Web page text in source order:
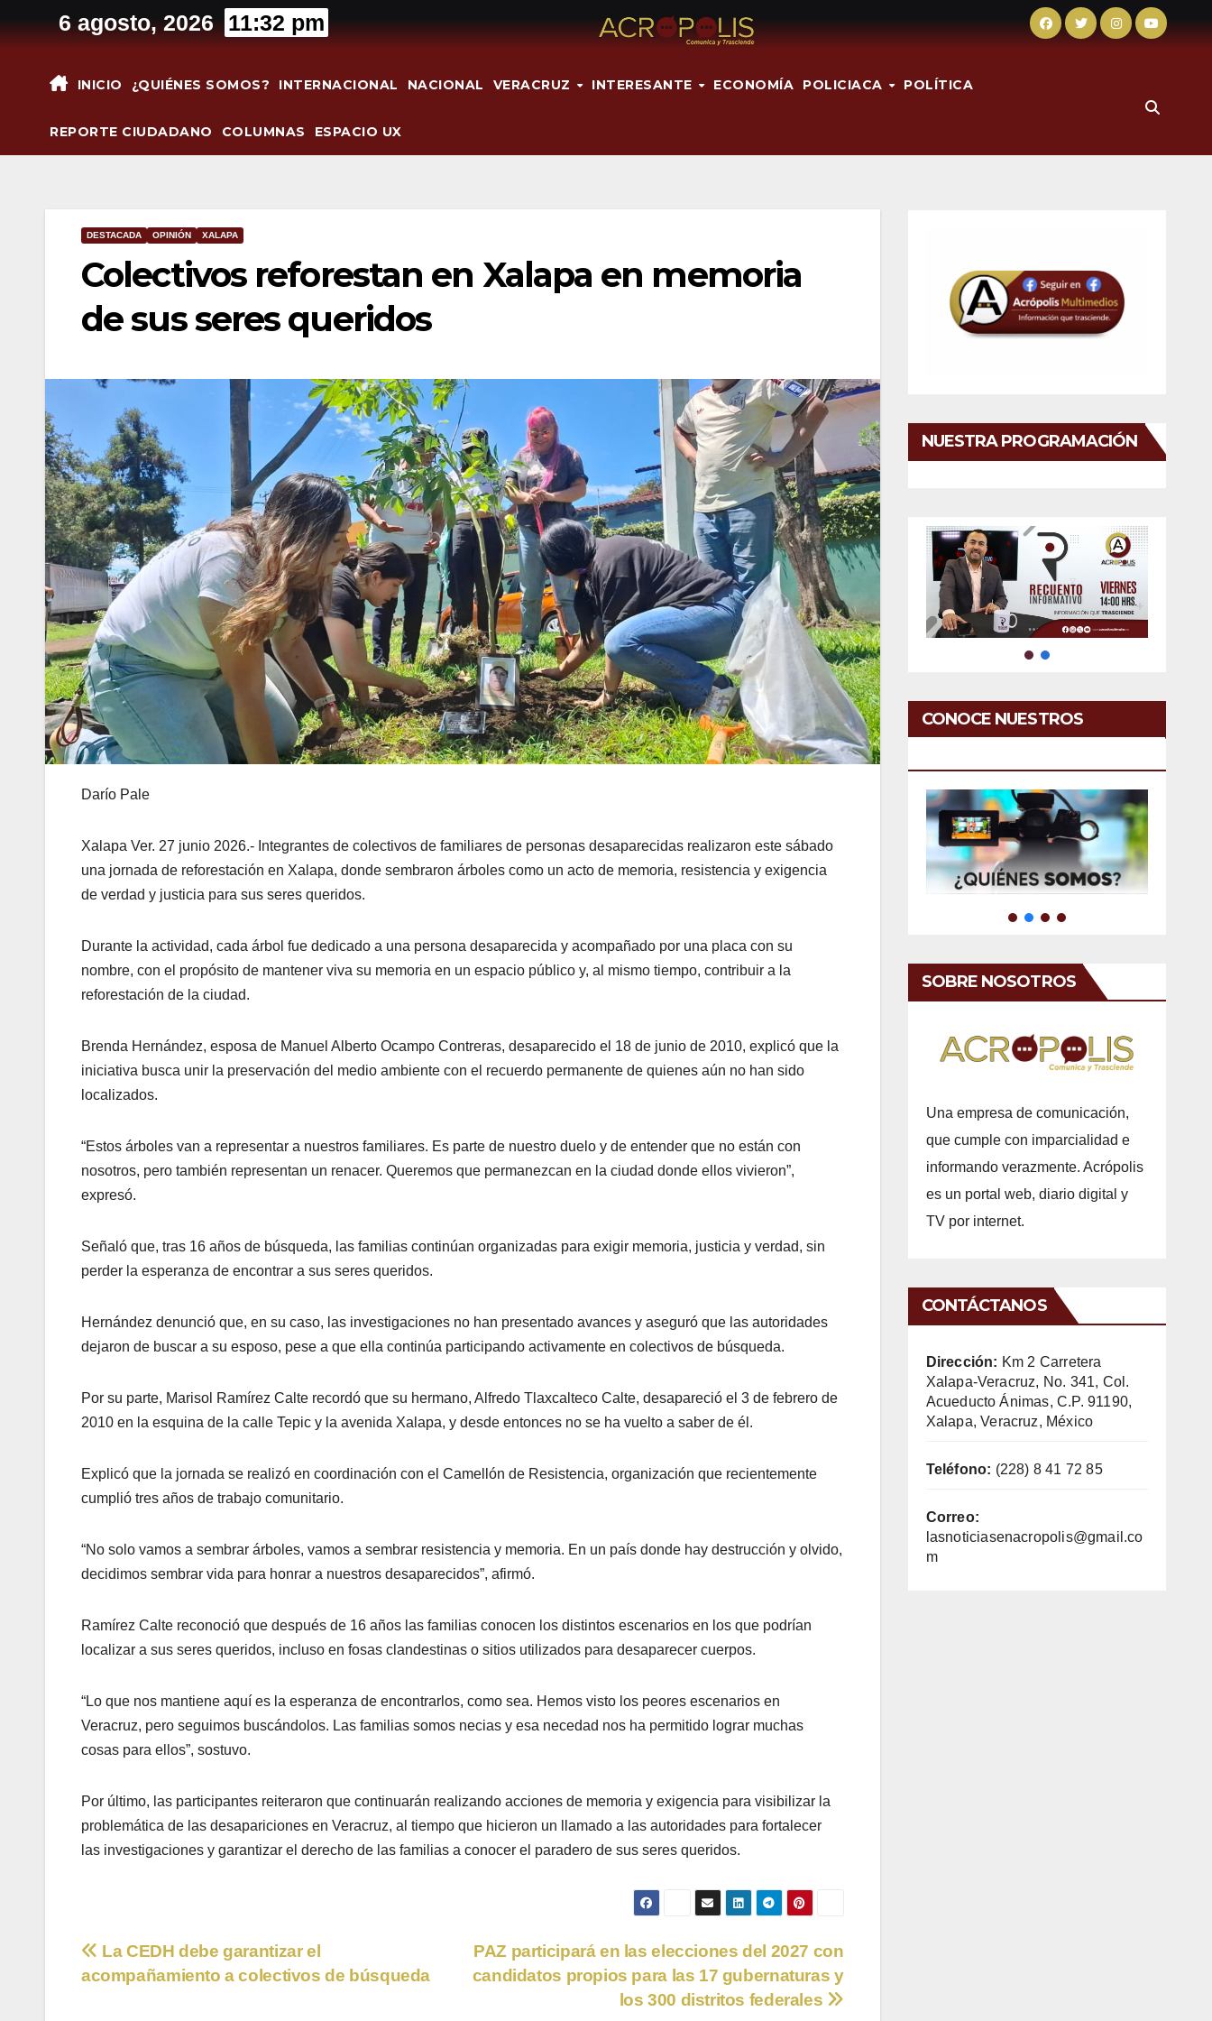
al
6 agosto, 2026 11:32 pm
INICIO ¿QUIÉNES SOMOS? INTERNACIONAL NACIONAL VERACRUZ INTERESANTE ECONOMÍA POLICIACA POLÍTICA
REPORTE CIUDADANO COLUMNAS ESPACIO UX
DESTACADA OPINIÓN XALAPA
Colectivos reforestan en Xalapa en memoria
de sus seres queridos
Darío Pale
Xalapa Ver. 27 junio 2026.- Integrantes de colectivos de familiares de personas desaparecidas realizaron este sábado
una jornada de reforestación en Xalapa, donde sembraron árboles como un acto de memoria, resistencia y exigencia
de verdad y justicia para sus seres queridos.
Durante la actividad, cada árbol fue dedicado a una persona desaparecida y acompañado por una placa con su
nombre, con el propósito de mantener viva su memoria en un espacio público y, al mismo tiempo, contribuir a la
reforestación de la ciudad.
Brenda Hernández, esposa de Manuel Alberto Ocampo Contreras, desaparecido el 18 de junio de 2010, explicó que la
iniciativa busca unir la preservación del medio ambiente con el recuerdo permanente de quienes aún no han sido
localizados.
“Estos árboles van a representar a nuestros familiares. Es parte de nuestro duelo y de entender que no están con
nosotros, pero también representan un renacer. Queremos que permanezcan en la ciudad donde ellos vivieron”,
expresó.
Señaló que, tras 16 años de búsqueda, las familias continúan organizadas para exigir memoria, justicia y verdad, sin
perder la esperanza de encontrar a sus seres queridos.
Hernández denunció que, en su caso, las investigaciones no han presentado avances y aseguró que las autoridades
dejaron de buscar a su esposo, pese a que ella continúa participando activamente en colectivos de búsqueda.
Por su parte, Marisol Ramírez Calte recordó que su hermano, Alfredo Tlaxcalteco Calte, desapareció el 3 de febrero de
2010 en la esquina de la calle Tepic y la avenida Xalapa, y desde entonces no se ha vuelto a saber de él.
Explicó que la jornada se realizó en coordinación con el Camellón de Resistencia, organización que recientemente
cumplió tres años de trabajo comunitario.
“No solo vamos a sembrar árboles, vamos a sembrar resistencia y memoria. En un país donde hay destrucción y olvido,
decidimos sembrar vida para honrar a nuestros desaparecidos”, afirmó.
Ramírez Calte reconoció que después de 16 años las familias conocen los distintos escenarios en los que podrían
localizar a sus seres queridos, incluso en fosas clandestinas o sitios utilizados para desaparecer cuerpos.
“Lo que nos mantiene aquí es la esperanza de encontrarlos, como sea. Hemos visto los peores escenarios en
Veracruz, pero seguimos buscándolos. Las familias somos necias y esa necedad nos ha permitido lograr muchas
cosas para ellos”, sostuvo.
Por último, las participantes reiteraron que continuarán realizando acciones de memoria y exigencia para visibilizar la
problemática de las desapariciones en Veracruz, al tiempo que hicieron un llamado a las autoridades para fortalecer
las investigaciones y garantizar el derecho de las familias a conocer el paradero de sus seres queridos.
Navegación
PAZ participará en las elecciones del 2027 con
candidatos propios para las 17 gubernaturas y
los 300 distritos federales
La CEDH debe garantizar el
acompañamiento a colectivos de búsqueda
NUESTRA PROGRAMACIÓN
CONOCE NUESTROS
SOBRE NOSOTROS
Una empresa de comunicación,
que cumple con imparcialidad e
informando verazmente. Acrópolis
es un portal web, diario digital y
TV por internet.
CONTÁCTANOS
Dirección: Km 2 Carretera
Xalapa-Veracruz, No. 341, Col.
Acueducto Ánimas, C.P. 91190,
Xalapa, Veracruz, México
Teléfono: (228) 8 41 72 85
Correo:
lasnoticiasenacropolis@gmail.co
m